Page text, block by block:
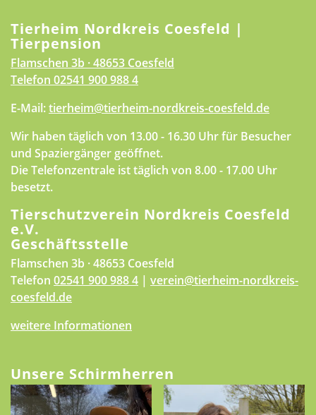
Tierheim Nordkreis Coesfeld |
Tierpension
Flamschen 3b · 48653 Coesfeld
Telefon 02541 900 988 4
E-Mail:tierheim@tierheim-nordkreis-coesfeld.de
Wir haben täglich von 13.00 - 16.30 Uhr für Besucher
und Spaziergänger geöffnet.
Die Telefonzentrale ist täglich von 8.00 - 17.00 Uhr
besetzt.
Tierschutzverein Nordkreis Coesfeld
e.V.
Geschäftsstelle
Flamschen 3b · 48653 Coesfeld
Telefon 02541 900 988 4 | verein@tierheim-nordkreis-
coesfeld.de
weitere Informationen
Unsere Schirmherren